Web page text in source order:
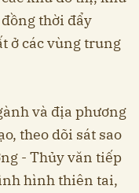
thời đẩy
ở các vùng trung
và địa phương
theo dõi sát sao
- Thủy văn tiếp
hình thiên tai,